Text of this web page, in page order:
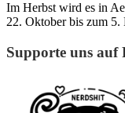
Im Herbst wird es in
22. Oktober bis zum
Supporte uns auf